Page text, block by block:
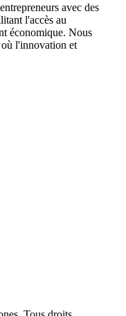
avec des
l'accès au
économique. Nous
où l'innovation et